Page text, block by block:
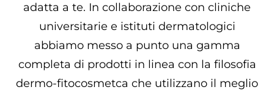
adatta a te. In collaborazione con cliniche
universitarie e istituti dermatologici
abbiamo messo a punto una gamma
completa di prodotti in linea con la filosofia
dermo-fitocosmetca che utilizzano il meglio